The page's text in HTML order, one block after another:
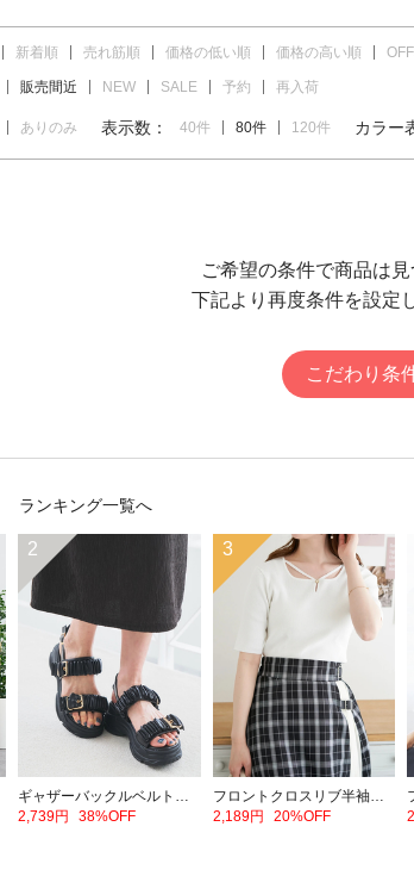
新着順 売れ筋順 価格の低い順 価格の高い順
販売間近 NEW SALE 予約 再入荷
ありのみ 表示数： 40件 80件 120件 カラー
ご希望の条件で商品は見
下記より再度条件を設定
こだわり条
ランキング一覧へ
2
ギャザーバックルベルトスポーツサンダル
2,739円
38%OFF
3
フロントクロスリブ半袖トップス
2,189円
20%OFF